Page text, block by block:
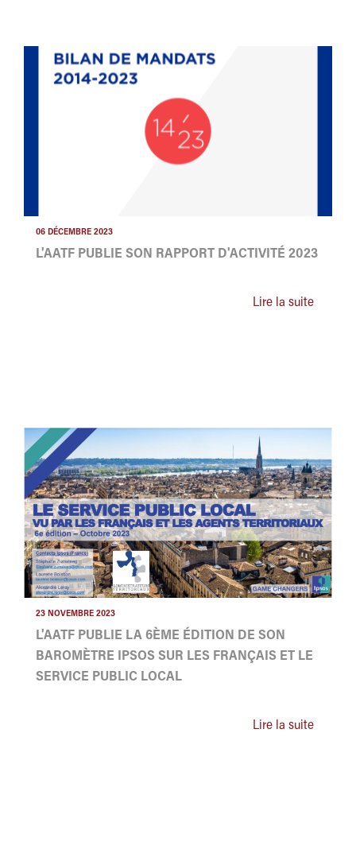
06 DÉCEMBRE 2023
L'AATF PUBLIE SON RAPPORT D'ACTIVITÉ 2023
Lire la suite
23 NOVEMBRE 2023
L'AATF PUBLIE LA 6ÈME ÉDITION DE SON
BAROMÈTRE IPSOS SUR LES FRANÇAIS ET LE
SERVICE PUBLIC LOCAL
Lire la suite